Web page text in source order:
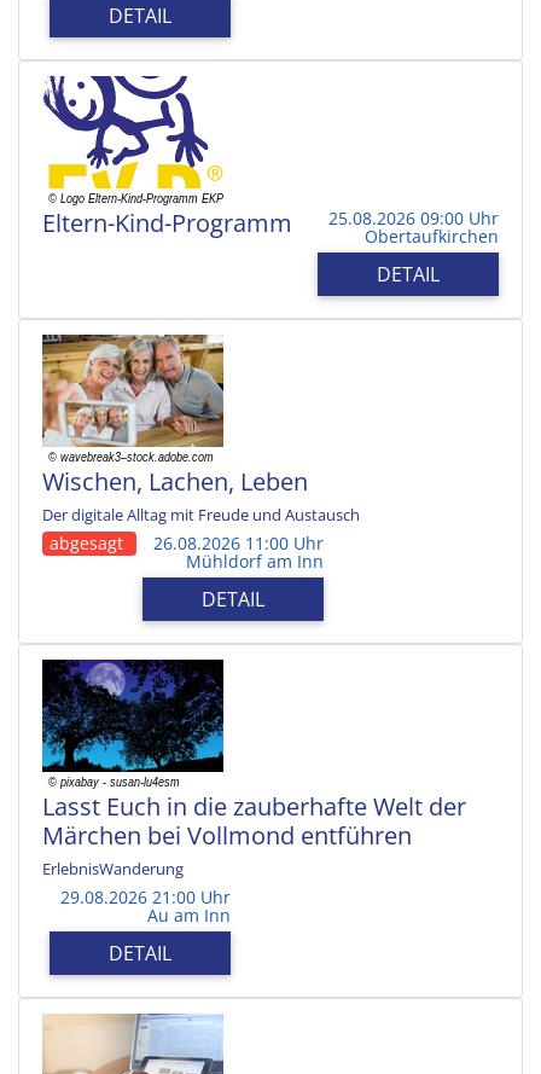
DETAIL
Eltern-Kind-Programm 25.08.2026 09:00 Uhr
Obertaufkirchen
DETAIL
Wischen, Lachen, Leben
Der digitale Alltag mit Freude und Austausch
abgesagt 26.08.2026 11:00 Uhr
Mühldorf am Inn
DETAIL
Lasst Euch in die zauberhafte Welt der
Märchen bei Vollmond entführen
ErlebnisWanderung
29.08.2026 21:00 Uhr
Au am Inn
DETAIL